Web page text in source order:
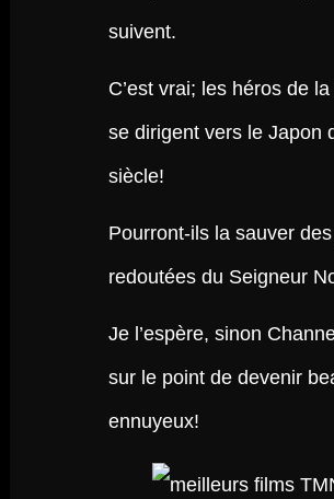
suivent.
C’est vrai; les héros de
se dirigent vers le Japon
siècle!
Pourront-ils la sauver
redoutées du Seigneur
Je l’espère, sinon
sur le point de devenir
ennuyeux!